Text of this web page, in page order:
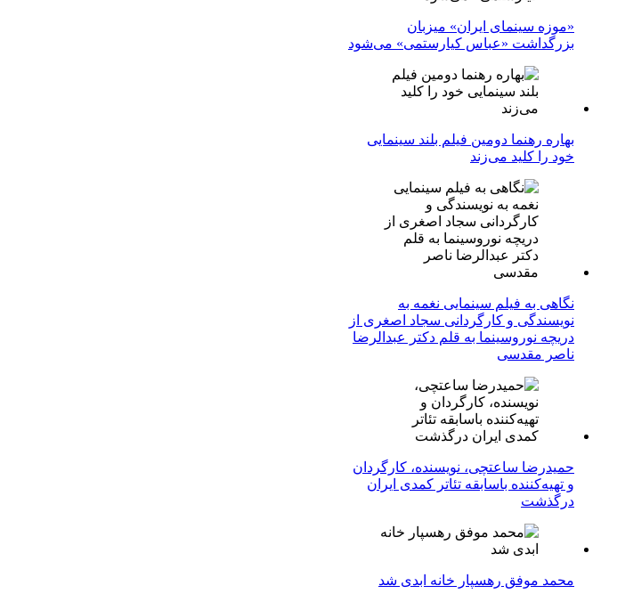
«موزه سینمای ایران» میزبان
بزرگداشت «عباس کیارستمی» می‌شود
بهاره رهنما دومین فیلم بلند سینمایی
خود را کلید می‌زند
نگاهی به فیلم سینمایی نغمه به
نویسندگی و کارگردانی سجاد اصغری از
دریچه نوروسینما به قلم دکتر عبدالرضا
ناصر مقدسی
حمیدرضا ساعتچی، نویسنده، کارگردان
و تهیه‌کننده باسابقه تئاتر کمدی ایران
درگذشت
محمد موفق رهسپار خانه ابدی شد